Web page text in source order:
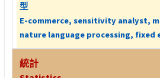
型
E-commerce, sensitivity analyst,
nature language processing, fixed
統計